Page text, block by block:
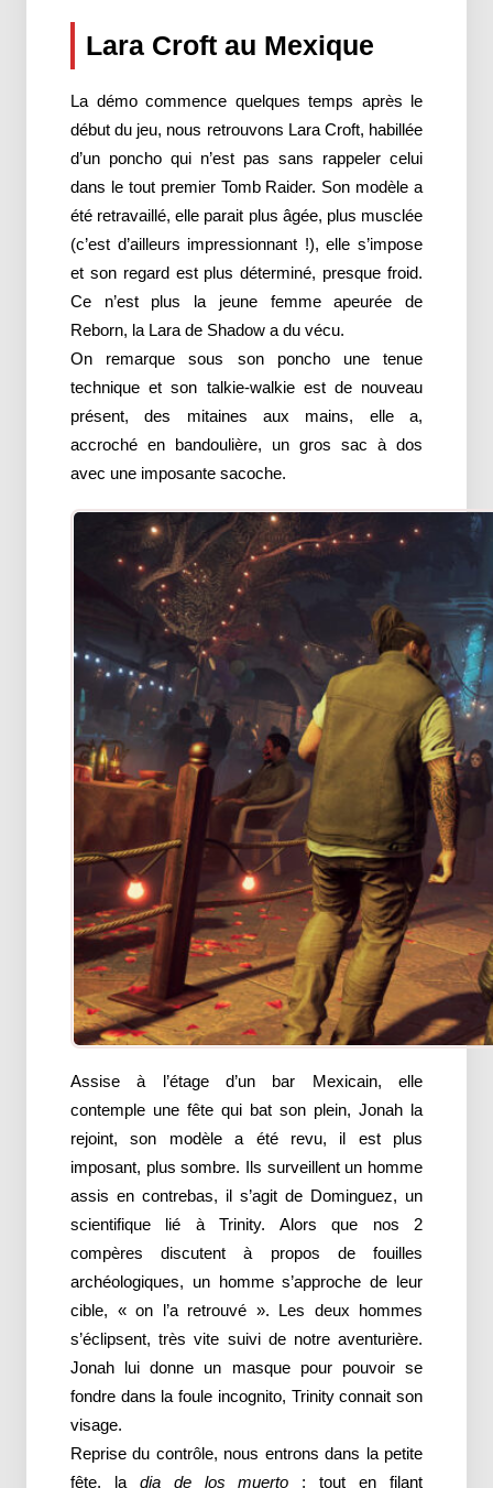
Lara Croft au Mexique
La démo commence quelques temps après le
début du jeu, nous retrouvons Lara Croft, habillée
d’un poncho qui n’est pas sans rappeler celui
dans le tout premier Tomb Raider. Son modèle a
été retravaillé, elle parait plus âgée, plus musclée
(c’est d’ailleurs impressionnant !), elle s’impose
et son regard est plus déterminé, presque froid.
Ce n’est plus la jeune femme apeurée de
Reborn, la Lara de Shadow a du vécu.
On remarque sous son poncho une tenue
technique et son talkie-walkie est de nouveau
présent, des mitaines aux mains, elle a,
accroché en bandoulière, un gros sac à dos
avec une imposante sacoche.
Assise à l’étage d’un bar Mexicain, elle
contemple une fête qui bat son plein, Jonah la
rejoint, son modèle a été revu, il est plus
imposant, plus sombre. Ils surveillent un homme
assis en contrebas, il s’agit de Dominguez, un
scientifique lié à Trinity. Alors que nos 2
compères discutent à propos de fouilles
archéologiques, un homme s’approche de leur
cible, « on l’a retrouvé ». Les deux hommes
s’éclipsent, très vite suivi de notre aventurière.
Jonah lui donne un masque pour pouvoir se
fondre dans la foule incognito, Trinity connait son
visage.
Reprise du contrôle, nous entrons dans la petite
fête, la dia de los muerto ; tout en filant